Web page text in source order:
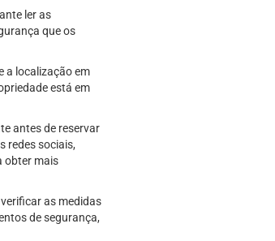
ler as
que os
a localização em
está em
antes de reservar
redes sociais,
obter mais
as medidas
de segurança,